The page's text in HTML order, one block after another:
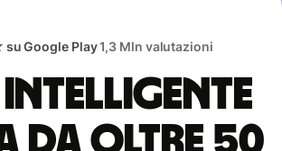
su Google Play1,3 Mln valutazioni
intelligente
da oltre 50